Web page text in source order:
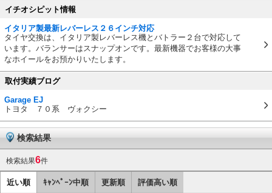
イチオシピット情報
イタリア製最新レバーレス２６インチ対応
タイヤ交換は、イタリア製レバーレス機とバトラー２台で対応して
います。バランサーはスナップオンです。最新機器でお客様の大事
なホイールをお預かりいたします。
取付実績ブログ
Garage EJ
トヨタ ７０系 ヴォクシー
検索結果
検索結果6件
近い順 ｷｬﾝﾍﾟｰﾝ中順 更新順 評価高い順